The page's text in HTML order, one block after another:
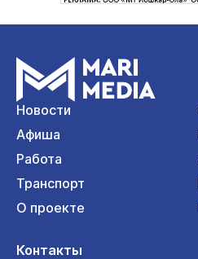
Новости
Афиша
Работа
Транспорт
О проекте
Контакты